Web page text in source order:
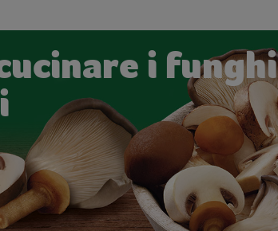
i funghi